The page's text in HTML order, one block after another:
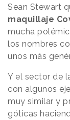
Sean Stewart
maquillaje
mucha
los nombres
unos más
Y el sector de
con algunos
muy similar y
góticas